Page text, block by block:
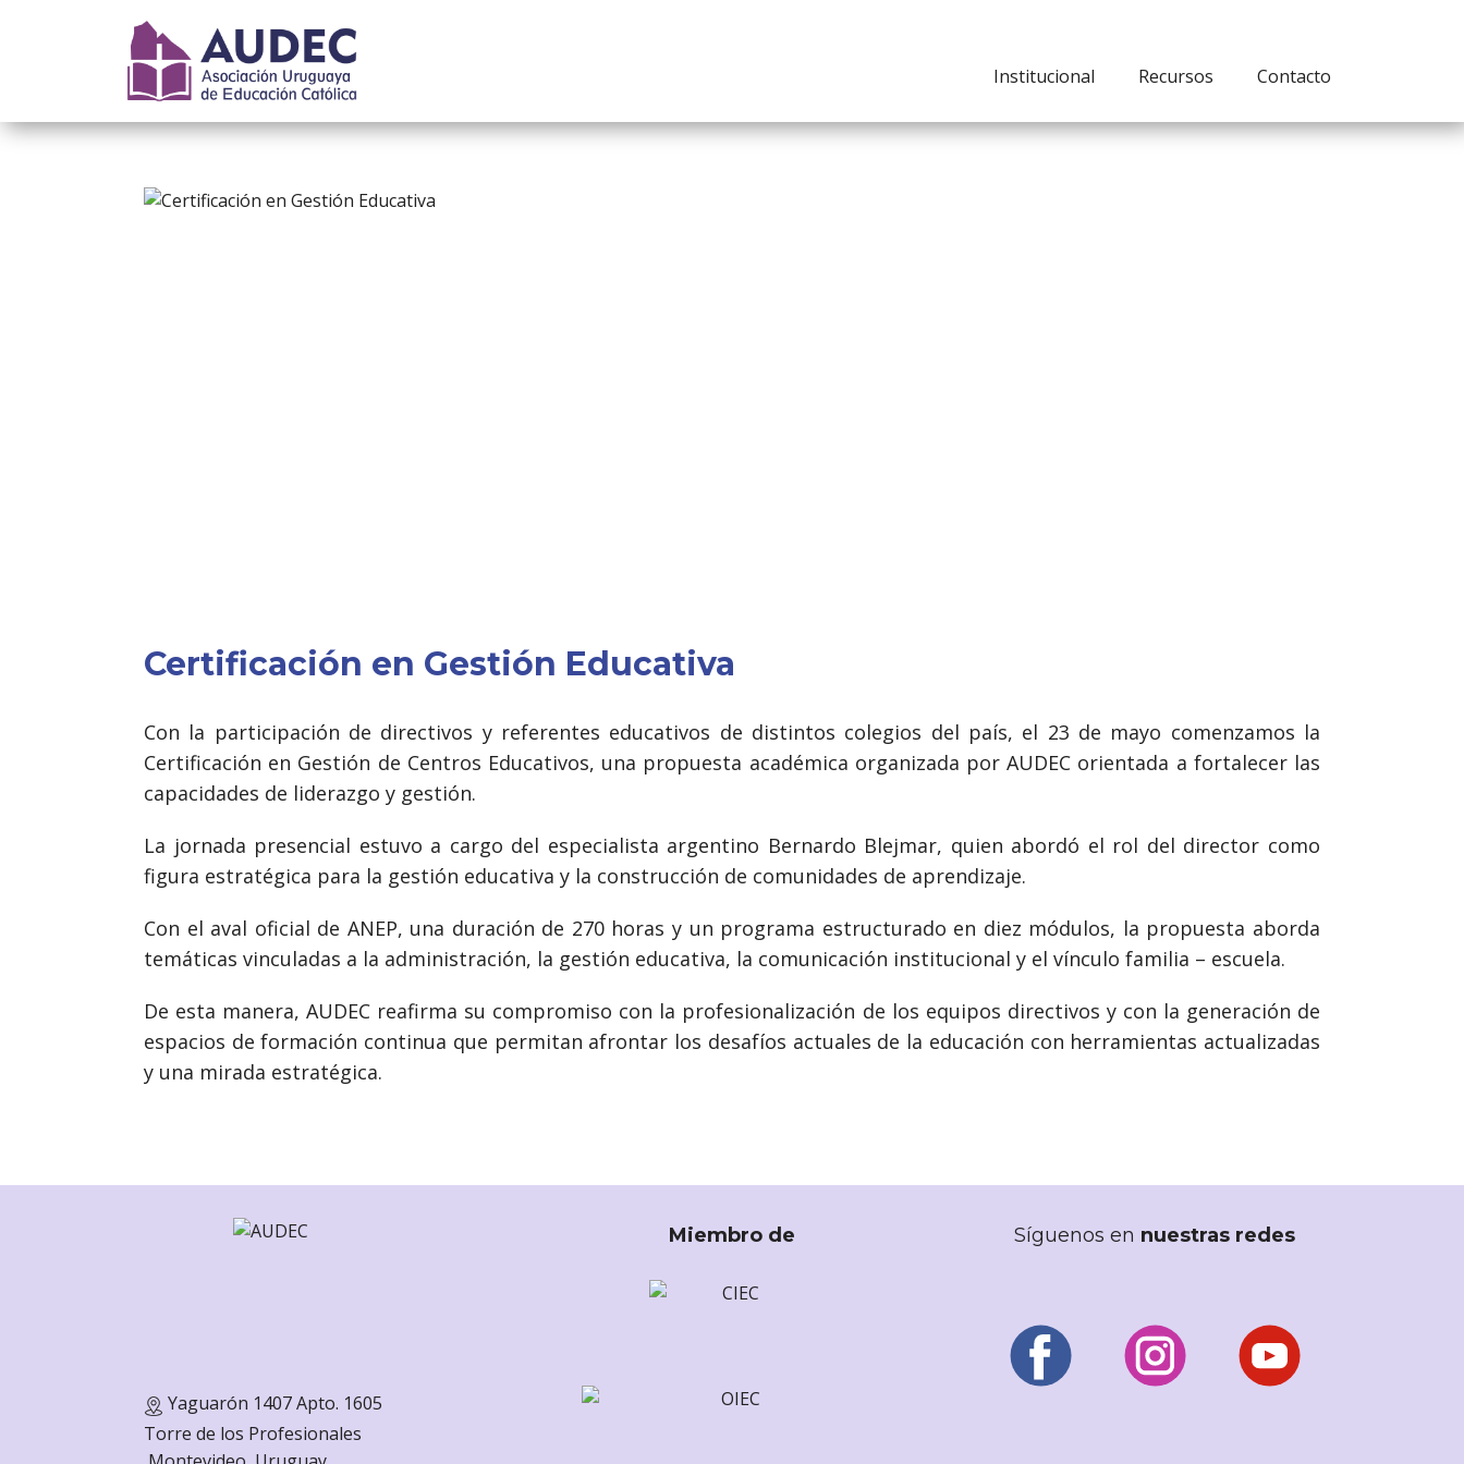
Institucional Recursos Contacto
Certificación en Gestión Educativa
Con la participación de directivos y referentes educativos de distintos colegios del país, el 23 de mayo comenzamos la
Certificación en Gestión de Centros Educativos, una propuesta académica organizada por AUDEC orientada a fortalecer las
capacidades de liderazgo y gestión.
La jornada presencial estuvo a cargo del especialista argentino Bernardo Blejmar, quien abordó el rol del director como
figura estratégica para la gestión educativa y la construcción de comunidades de aprendizaje.
Con el aval oficial de ANEP, una duración de 270 horas y un programa estructurado en diez módulos, la propuesta aborda
temáticas vinculadas a la administración, la gestión educativa, la comunicación institucional y el vínculo familia – escuela.
De esta manera, AUDEC reafirma su compromiso con la profesionalización de los equipos directivos y con la generación de
espacios de formación continua que permitan afrontar los desafíos actuales de la educación con herramientas actualizadas
y una mirada estratégica.
Yaguarón 1407 Apto. 1605
Torre de los Profesionales
Miembro de Síguenos en nuestras redes